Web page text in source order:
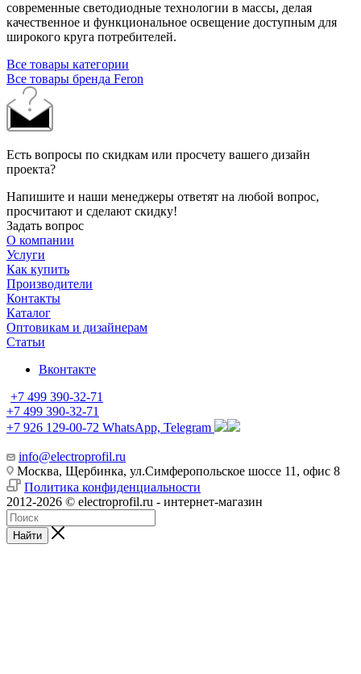
современные светодиодные технологии в массы, делая
качественное и функциональное освещение доступным для
широкого круга потребителей.
Все товары категории
Все товары бренда Feron
Есть вопросы по скидкам или просчету вашего дизайн
проекта?
Напишите и наши менеджеры ответят на любой вопрос,
просчитают и сделают скидку!
Задать вопрос
О компании
Услуги
Как купить
Производители
Контакты
Каталог
Оптовикам и дизайнерам
Статьи
Вконтакте
+7 499 390-32-71
+7 499 390-32-71
+7 926 129-00-72 WhatsApp, Telegram
info@electroprofil.ru
Москва, Щербинка, ул.Симферопольское шоссе 11, офис 8
Политика конфиденциальности
2012-2026 © electroprofil.ru - интернет-магазин
Найти